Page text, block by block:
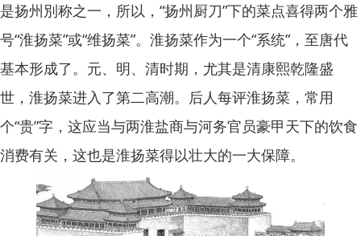
是扬州別称之一，所以，“扬州厨刀”下的菜点喜得两个雅
号“淮扬菜”或“维扬菜”。淮扬菜作为一个“系统”，至唐代
基本形成了。元、明、清时期，尤其是清康熙乾隆盛
世，淮扬菜进入了第二高潮。后人每评淮扬菜，常用
个“贵”字，这应当与两淮盐商与河务官员豪甲天下的饮食
消费有关，这也是淮扬菜得以壮大的一大保障。